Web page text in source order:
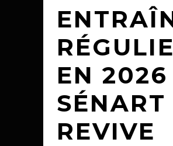
EN 2026
SÉNART
REVIVE